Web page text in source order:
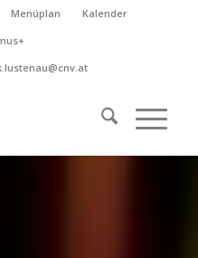
Menüplan
Kalender